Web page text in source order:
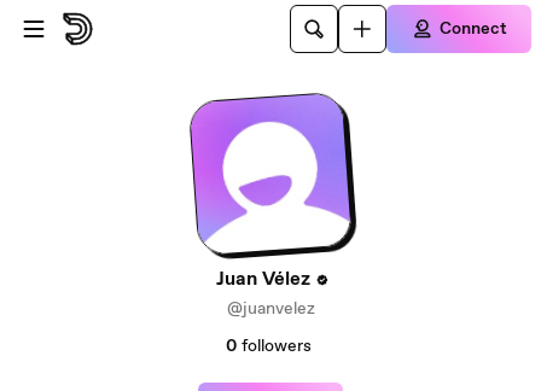
Skip to main content
Connect
Juan Vélez
@juanvelez
0 followers